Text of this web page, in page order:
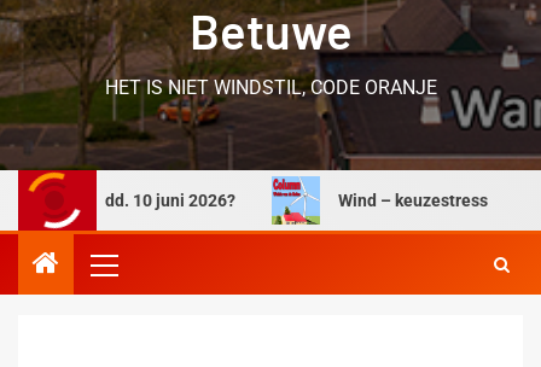
Betuwe
HET IS NIET WINDSTIL, CODE ORANJE
dd. 10 juni 2026? Wind – keuzestress